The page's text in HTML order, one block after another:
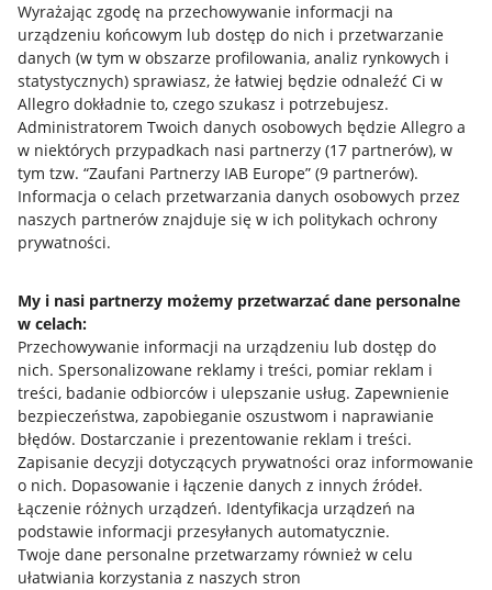
Wyrażając zgodę na przechowywanie informacji na
urządzeniu końcowym lub dostęp do nich i przetwarzanie
danych (w tym w obszarze profilowania, analiz rynkowych i
statystycznych) sprawiasz, że łatwiej będzie odnaleźć Ci w
Allegro dokładnie to, czego szukasz i potrzebujesz.
Administratorem Twoich danych osobowych będzie Allegro a
w niektórych przypadkach nasi partnerzy (17 partnerów), w
tym tzw. “Zaufani Partnerzy IAB Europe” (9 partnerów).
Informacja o celach przetwarzania danych osobowych przez
naszych partnerów znajduje się w ich politykach ochrony
prywatności.
My i nasi partnerzy możemy przetwarzać dane personalne
w celach:
Przechowywanie informacji na urządzeniu lub dostęp do
nich. Spersonalizowane reklamy i treści, pomiar reklam i
treści, badanie odbiorców i ulepszanie usług. Zapewnienie
bezpieczeństwa, zapobieganie oszustwom i naprawianie
błędów. Dostarczanie i prezentowanie reklam i treści.
Zapisanie decyzji dotyczących prywatności oraz informowanie
o nich. Dopasowanie i łączenie danych z innych źródeł.
Łączenie różnych urządzeń. Identyfikacja urządzeń na
podstawie informacji przesyłanych automatycznie.
Twoje dane personalne przetwarzamy również w celu
ułatwiania korzystania z naszych stron
Przydatne informacje
Jak to działa
Napisz do nas
Allegro Gadane dla kupujących
Mapa miejscowości
Informacje prawne
Regulamin
Polityka plików "cookies"
Ustawienia plików "cookies"
Udostępnianie lokalizacji